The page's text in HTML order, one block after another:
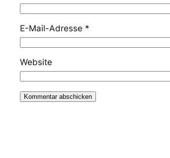
E-Mail-Adresse *
Website